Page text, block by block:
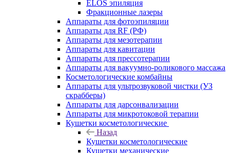
ELOS эпиляция
Фракционные лазеры
Аппараты для фотоэпиляции
Аппараты для RF (РФ)
Аппараты для мезотерапии
Аппараты для кавитации
Аппараты для прессотерапии
Аппараты для вакуумно-роликового массажа
Косметологические комбайны
Аппараты для ультрозвуковой чистки (УЗ
скрабберы)
Аппараты для дарсонвализации
Аппараты для микротоковой терапии
Кушетки косметологические
Назад
Кушетки косметологические
Кушетки механические